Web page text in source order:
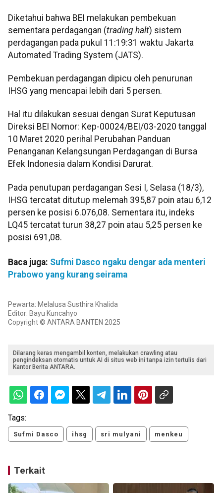
Diketahui bahwa BEI melakukan pembekuan
sementara perdagangan (trading halt) sistem
perdagangan pada pukul 11:19:31 waktu Jakarta
Automated Trading System (JATS).
Pembekuan perdagangan dipicu oleh penurunan
IHSG yang mencapai lebih dari 5 persen.
Hal itu dilakukan sesuai dengan Surat Keputusan
Direksi BEI Nomor: Kep-00024/BEI/03-2020 tanggal
10 Maret 2020 perihal Perubahan Panduan
Penanganan Kelangsungan Perdagangan di Bursa
Efek Indonesia dalam Kondisi Darurat.
Pada penutupan perdagangan Sesi I, Selasa (18/3),
IHSG tercatat ditutup melemah 395,87 poin atau 6,12
persen ke posisi 6.076,08. Sementara itu, indeks
LQ45 tercatat turun 38,27 poin atau 5,25 persen ke
posisi 691,08.
Baca juga: Sufmi Dasco ngaku dengar ada menteri
Prabowo yang kurang seirama
Pewarta: Melalusa Susthira Khalida
Editor: Bayu Kuncahyo
Copyright © ANTARA BANTEN 2025
Dilarang keras mengambil konten, melakukan crawling atau
pengindeksan otomatis untuk AI di situs web ini tanpa izin tertulis dari
Kantor Berita ANTARA.
Tags:
Sufmi Dasco ihsg sri mulyani menkeu
Terkait